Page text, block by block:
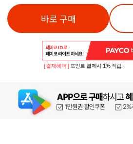
바로 구매
[ 결제혜택 ] 포인트 결제시 1% 적립!